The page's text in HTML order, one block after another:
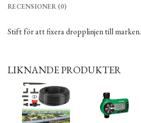
RECENSIONER (0)
Stift för att fixera dropplinjen till marken.
LIKNANDE PRODUKTER